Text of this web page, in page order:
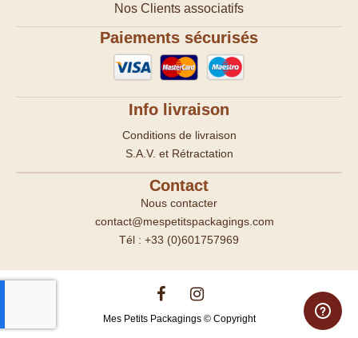
Nos Clients associatifs
Paiements sécurisés
Info livraison
Conditions de livraison
S.A.V. et Rétractation
Contact
Nous contacter
contact@mespetitspackagings.com
Tél : +33 (0)601757969
Mes Petits Packagings © Copyright